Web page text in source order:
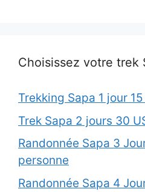
Choisissez votre trek
Trekking Sapa 1 jour
Trek Sapa 2 jours 30
Randonnée Sapa 3
personne
Randonnée Sapa 4